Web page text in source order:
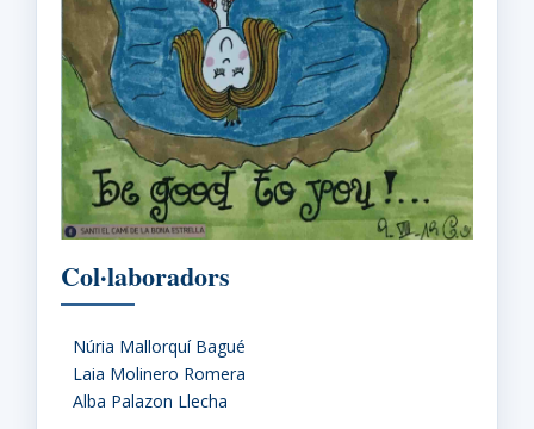
Col·laboradors
Núria Mallorquí Bagué
Laia Molinero Romera
Alba Palazon Llecha